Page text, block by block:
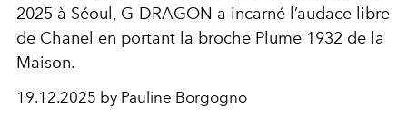
2025 à Séoul, G-DRAGON a incarné l’audace libre
de Chanel en portant la broche Plume 1932 de la
Maison.
19.12.2025 by Pauline Borgogno